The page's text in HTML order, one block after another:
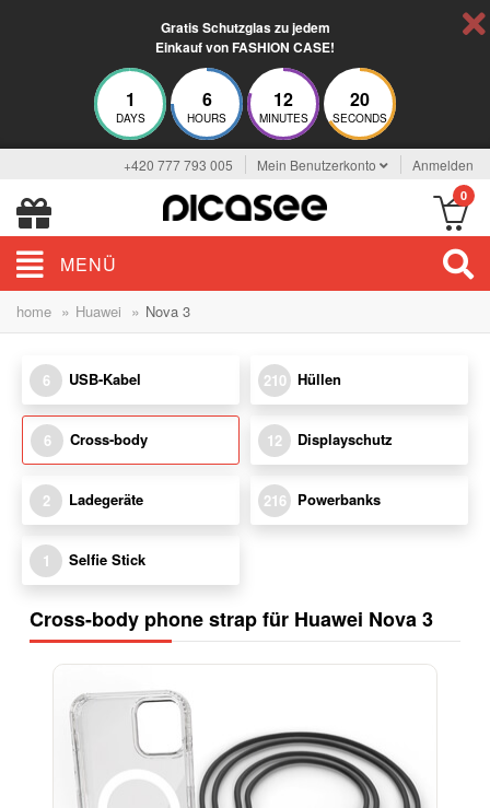
Gratis Schutzglas zu jedem
Einkauf von FASHION CASE!
1
DAYS
6
HOURS
12
MINUTES
20
SECONDS
+420 777 793 005 Mein Benutzerkonto Anmelden
0
MENÜ
home » Huawei » Nova 3
6 USB-Kabel 210 Hüllen
6 Cross-body 12 Displayschutz
2 Ladegeräte 216 Powerbanks
1 Selfie Stick
Cross-body phone strap für Huawei Nova 3